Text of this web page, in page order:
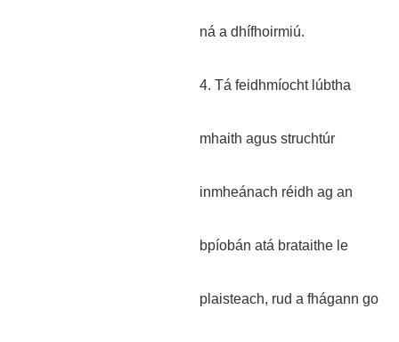
ná a dhífhoirmiú.
4. Tá feidhmíocht lúbtha
mhaith agus struchtúr
inmheánach réidh ag an
bpíobán atá brataithe le
plaisteach, rud a fhágann go